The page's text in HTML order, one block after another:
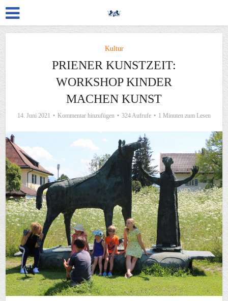
Kultur
PRIENER KUNSTZEIT:
WORKSHOP KINDER
MACHEN KUNST
14. Juni 2021 Kommentar hinzufügen 324 Aufrufe 1 Minuten zum Lesen